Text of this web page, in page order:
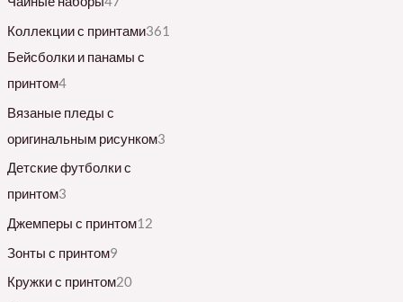
Коллекции с принтами361
Бейсболки и панамы с
принтом4
Вязаные пледы с
оригинальным рисунком3
Детские футболки с
принтом3
Джемперы с принтом12
Зонты с принтом9
Кружки с принтом20